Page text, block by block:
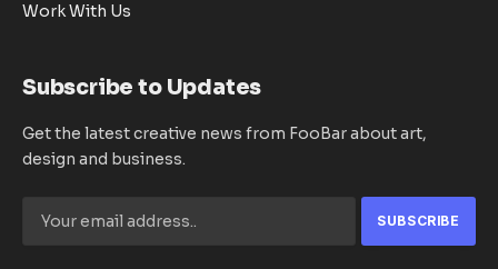
Work With Us
Subscribe to Updates
Get the latest creative news from FooBar about art,
design and business.